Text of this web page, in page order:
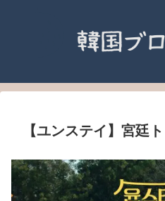
【ユンステイ】宮廷